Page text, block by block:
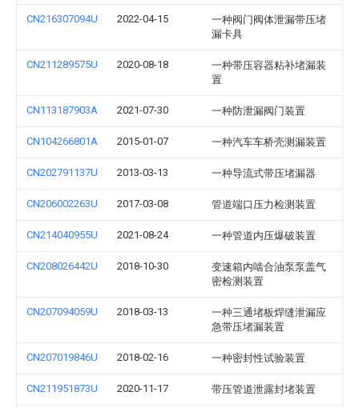
CN216307094U 2022-04-15
一种阀门阀体泄漏带压堵
漏卡具
CN211289575U 2020-08-18
一种带压容器粘补堵漏装
置
CN113187903A 2021-07-30 一种防泄漏阀门装置
CN104266801A 2015-01-07 一种汽车车桥壳测漏装置
CN202791137U 2013-03-13 一种导流式带压堵漏器
CN206002263U 2017-03-08 管道端口压力检测装置
CN214040955U 2021-08-24 一种管道内压爆破装置
CN208026442U 2018-10-30
变速箱内啮合油泵泵盖气
密检测装置
CN207094059U 2018-03-13
一种三通堵板焊缝泄漏应
急带压堵漏装置
CN207019846U 2018-02-16 一种密封性试验装置
CN211951873U 2020-11-17 带压管道泄露封堵装置